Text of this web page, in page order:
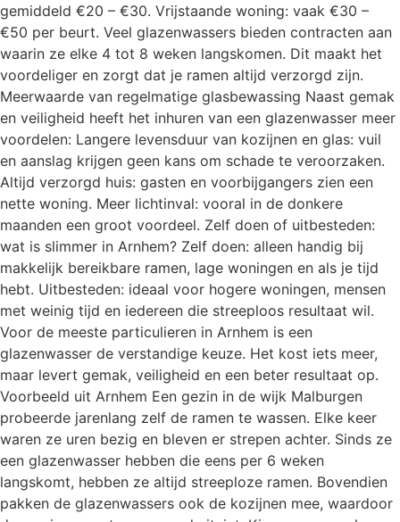
gemiddeld €20 – €30. Vrijstaande woning: vaak €30 –
€50 per beurt. Veel glazenwassers bieden contracten aan
waarin ze elke 4 tot 8 weken langskomen. Dit maakt het
voordeliger en zorgt dat je ramen altijd verzorgd zijn.
Meerwaarde van regelmatige glasbewassing Naast gemak
en veiligheid heeft het inhuren van een glazenwasser meer
voordelen: Langere levensduur van kozijnen en glas: vuil
en aanslag krijgen geen kans om schade te veroorzaken.
Altijd verzorgd huis: gasten en voorbijgangers zien een
nette woning. Meer lichtinval: vooral in de donkere
maanden een groot voordeel. Zelf doen of uitbesteden:
wat is slimmer in Arnhem? Zelf doen: alleen handig bij
makkelijk bereikbare ramen, lage woningen en als je tijd
hebt. Uitbesteden: ideaal voor hogere woningen, mensen
met weinig tijd en iedereen die streeploos resultaat wil.
Voor de meeste particulieren in Arnhem is een
glazenwasser de verstandige keuze. Het kost iets meer,
maar levert gemak, veiligheid en een beter resultaat op.
Voorbeeld uit Arnhem Een gezin in de wijk Malburgen
probeerde jarenlang zelf de ramen te wassen. Elke keer
waren ze uren bezig en bleven er strepen achter. Sinds ze
een glazenwasser hebben die eens per 6 weken
langskomt, hebben ze altijd streeploze ramen. Bovendien
pakken de glazenwassers ook de kozijnen mee, waardoor